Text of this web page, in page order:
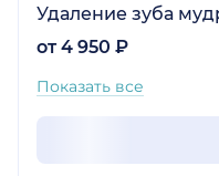
Удаление зуба
от 4 950 ₽
Показать все